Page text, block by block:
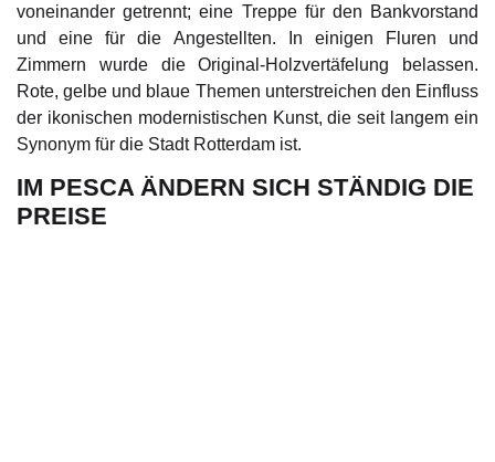
voneinander getrennt; eine Treppe für den Bankvorstand
und eine für die Angestellten. In einigen Fluren und
Zimmern wurde die Original-Holzvertäfelung belassen.
Rote, gelbe und blaue Themen unterstreichen den Einfluss
der ikonischen modernistischen Kunst, die seit langem ein
Synonym für die Stadt Rotterdam ist.
IM PESCA ÄNDERN SICH STÄNDIG DIE
PREISE